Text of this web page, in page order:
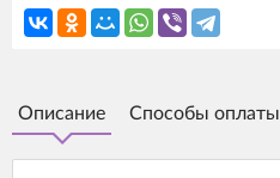
Описание Способы оплаты